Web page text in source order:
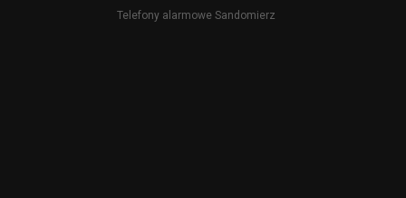
Telefony alarmowe Sandomierz